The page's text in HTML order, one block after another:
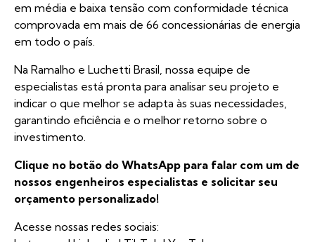
em média e baixa tensão com conformidade técnica
comprovada em mais de 66 concessionárias de energia
em todo o país.
Na Ramalho e Luchetti Brasil, nossa equipe de
especialistas está pronta para analisar seu projeto e
indicar o que melhor se adapta às suas necessidades,
garantindo eficiência e o melhor retorno sobre o
investimento.
Clique no botão do WhatsApp para falar com um de
nossos engenheiros especialistas e solicitar seu
orçamento personalizado!
Acesse nossas redes sociais: